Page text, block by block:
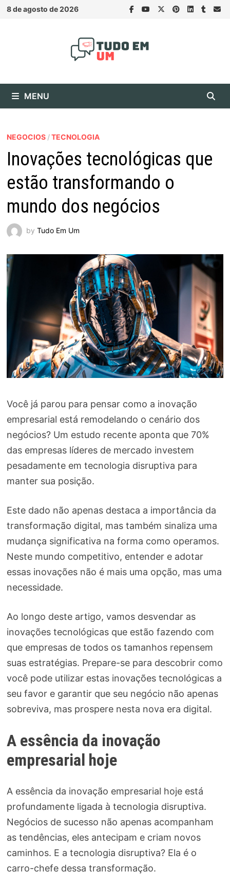
Skip
8 de agosto de 2026
MENU
NEGOCIOS/TECNOLOGIA
Inovações tecnológicas que
estão transformando o
mundo dos negócios
by Tudo Em Um
Você já parou para pensar como a inovação
empresarial está remodelando o cenário dos
negócios? Um estudo recente aponta que 70%
das empresas líderes de mercado investem
pesadamente em tecnologia disruptiva para
manter sua posição.
Este dado não apenas destaca a importância da
transformação digital, mas também sinaliza uma
mudança significativa na forma como operamos.
Neste mundo competitivo, entender e adotar
essas inovações não é mais uma opção, mas uma
necessidade.
Ao longo deste artigo, vamos desvendar as
inovações tecnológicas que estão fazendo com
que empresas de todos os tamanhos repensem
suas estratégias. Prepare-se para descobrir como
você pode utilizar estas inovações tecnológicas a
seu favor e garantir que seu negócio não apenas
sobreviva, mas prospere nesta nova era digital.
A essência da inovação
empresarial hoje
A essência da inovação empresarial hoje está
profundamente ligada à tecnologia disruptiva.
Negócios de sucesso não apenas acompanham
as tendências, eles antecipam e criam novos
caminhos. E a tecnologia disruptiva? Ela é o
carro-chefe dessa transformação.